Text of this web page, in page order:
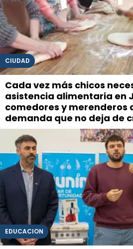
CIUDAD
Cada vez más chicos
asistencia alimentaria en
comedores y merenderos
demanda que no deja de
EDUCACIÓN